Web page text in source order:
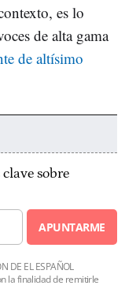
es lo
de alta gama
de altísimo
sobre
APUNTARME
DE EL ESPAÑOL
la finalidad de remitirle